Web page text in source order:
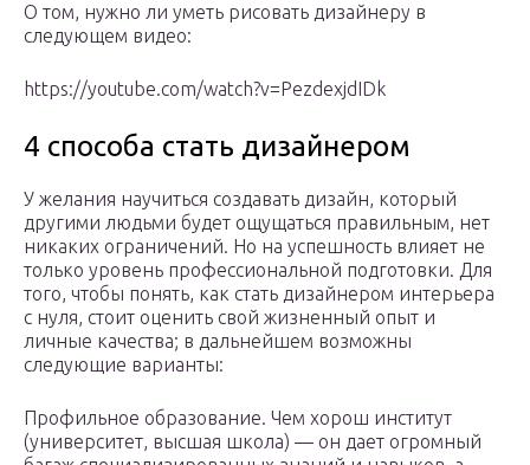
О том, нужно ли уметь рисовать дизайнеру в
следующем видео:
https://youtube.com/watch?v=PezdexjdIDk
4 способа стать дизайнером
У желания научиться создавать дизайн, который
другими людьми будет ощущаться правильным, нет
никаких ограничений. Но на успешность влияет не
только уровень профессиональной подготовки. Для
того, чтобы понять, как стать дизайнером интерьера
с нуля, стоит оценить свой жизненный опыт и
личные качества; в дальнейшем возможны
следующие варианты:
Профильное образование. Чем хорош институт
(университет, высшая школа) — он дает огромный